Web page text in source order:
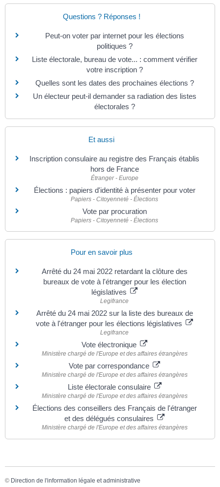
Questions ? Réponses !
Peut-on voter par internet pour les élections
politiques ?
Liste électorale, bureau de vote... : comment vérifier
votre inscription ?
Quelles sont les dates des prochaines élections ?
Un électeur peut-il demander sa radiation des listes
électorales ?
Et aussi
Inscription consulaire au registre des Français établis
hors de France
Étranger - Europe
Élections : papiers d'identité à présenter pour voter
Papiers - Citoyenneté - Élections
Vote par procuration
Papiers - Citoyenneté - Élections
Pour en savoir plus
Arrêté du 24 mai 2022 retardant la clôture des
bureaux de vote à l'étranger pour les élection
législatives
Legifrance
Arrêté du 24 mai 2022 sur la liste des bureaux de
vote à l'étranger pour les élections législatives
Legifrance
Vote électronique
Ministère chargé de l'Europe et des affaires étrangères
Vote par correspondance
Ministère chargé de l'Europe et des affaires étrangères
Liste électorale consulaire
Ministère chargé de l'Europe et des affaires étrangères
Élections des conseillers des Français de l'étranger
et des délégués consulaires
Ministère chargé de l'Europe et des affaires étrangères
© Direction de l'information légale et administrative